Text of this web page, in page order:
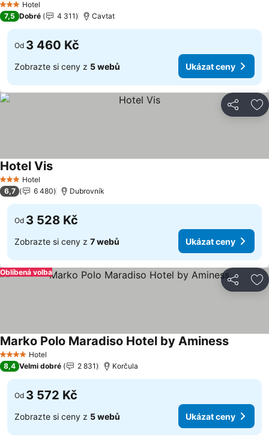
3 Počet hvězdiček
Hotel
7,5 Dobré 4 311 Cavtat
Od 3 460 Kč
Zobrazte si ceny z 5 webů Ukázat ceny
Sdílet
3 Počet hvězdiček
Hotel
Hotel VisUkázat ceny
6,7 6 480 Dubrovník
Od 3 528 Kč
Zobrazte si ceny z 7 webů Ukázat ceny
Sdílet
Oblíbená volba
4 Počet hvězdiček
Hotel
Marko Polo Maradiso Hotel by AminessUkázat
8,4 Velmi dobré 2 831 Korčula
Od 3 572 Kč
Zobrazte si ceny z 5 webů Ukázat ceny